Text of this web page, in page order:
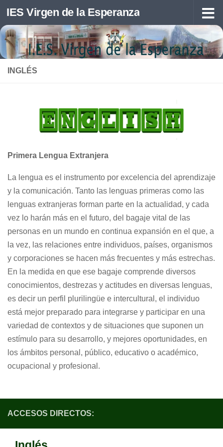
Saltar al contenido
IES Virgen de la Esperanza
INGLÉS
Primera Lengua Extranjera
La lengua es el instrumento por excelencia del aprendizaje
y la comunicación. Tanto las lenguas primeras como las
lenguas extranjeras forman parte en la actualidad, y cada
vez lo harán más en el futuro, del bagaje vital de las
personas en un mundo en continua expansión en el que, a
la vez, las relaciones entre individuos, países, organismos
y corporaciones se hacen más frecuentes y más estrechas.
En la medida en que ese bagaje comprende diversos
conocimientos, destrezas y actitudes en diversas lenguas,
es decir un perfil plurilingüe e intercultural, el individuo
está mejor preparado para integrarse y participar en una
variedad de contextos y de situaciones que suponen un
estímulo para su desarrollo, y mejores oportunidades, en
los ámbitos personal, público, educativo o académico,
ocupacional y profesional.
ACCESOS DIRECTOS: